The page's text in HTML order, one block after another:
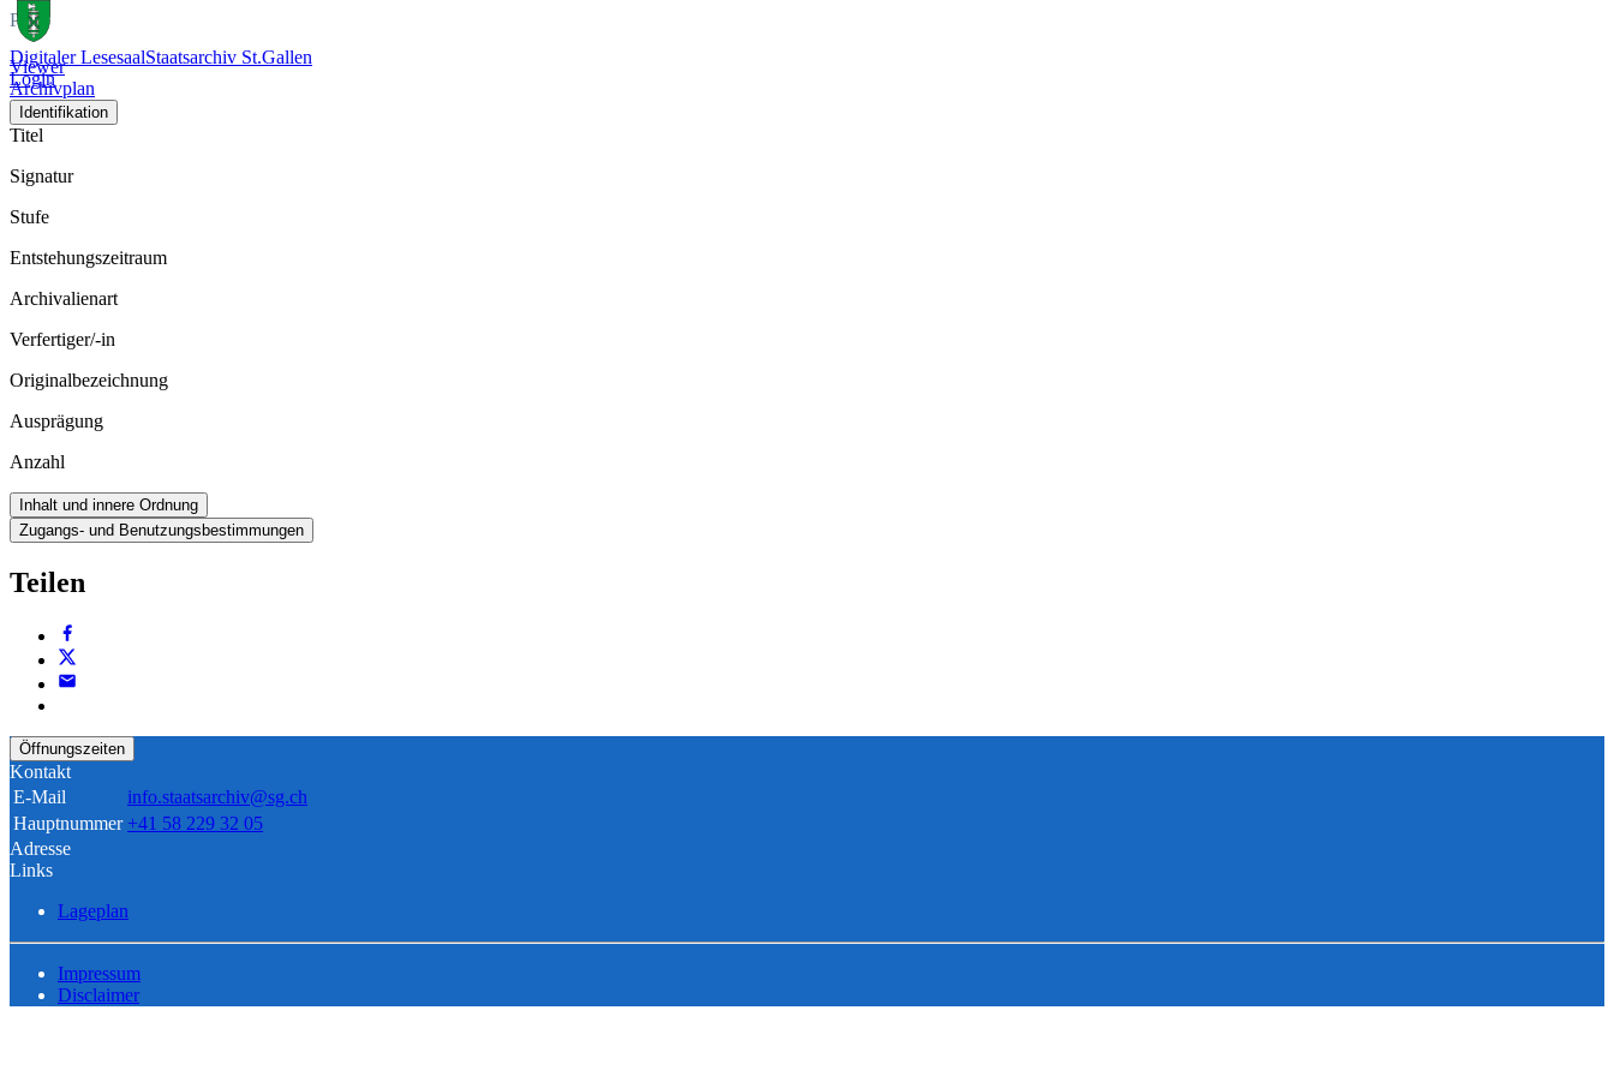
Digitaler LesesaalStaatsarchiv St.Gallen
Login
Plan
Viewer
Archivplan
Identifikation
Titel
Signatur
Stufe
Entstehungszeitraum
Archivalienart
Verfertiger/-in
Originalbezeichnung
Ausprägung
Anzahl
Inhalt und innere Ordnung
Zugangs- und Benutzungsbestimmungen
Teilen
Öffnungszeiten
Kontakt
E-Mail
info.staatsarchiv@sg.ch
Hauptnummer +41 58 229 32 05
Adresse
Links
Lageplan
Impressum
Disclaimer